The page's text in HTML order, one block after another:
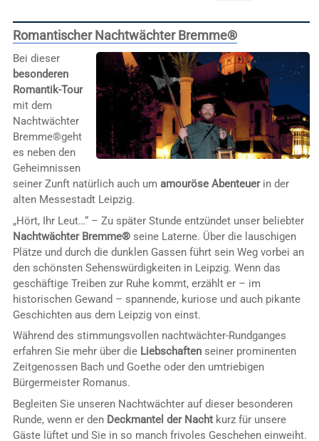
Romantischer Nachtwächter Bremme®
Bei dieser
besonderen
Romantik-Tour
mit dem
Nachtwächter
Bremme®geht
es neben den
Geheimnissen
seiner Zunft natürlich auch um amouröse Abenteuerin der
alten Messestadt Leipzig.
„Hört, Ihr Leut…“ – Zu später Stunde entzündet unser beliebter
Nachtwächter Bremme®seine Laterne. Über die lauschigen
Plätze und durch die dunklen Gassen führt sein Weg vorbei an
den schönsten Sehenswürdigkeiten in Leipzig. Wenn das
geschäftige Treiben zur Ruhe kommt, erzählt er – im
historischen Gewand – spannende, kuriose und auch pikante
Geschichten aus dem Leipzig von einst.
Während des stimmungsvollen nachtwächter-Rundganges
erfahren Sie mehr über die Liebschaftenseiner prominenten
Zeitgenossen Bach und Goethe oder den umtriebigen
Bürgermeister Romanus.
Begleiten Sie unseren Nachtwächter auf dieser besonderen
Runde, wenn er den Deckmantel der Nachtkurz für unsere
Gäste lüftet und Sie in so manch frivoles Geschehen einweiht.